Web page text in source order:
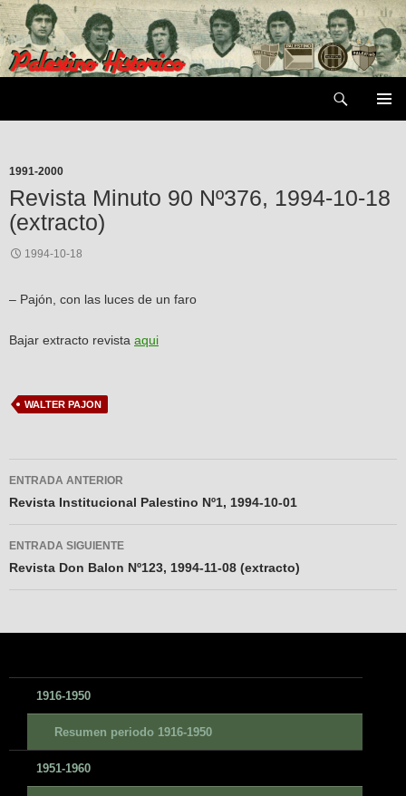
Saltar
al
contenido
1991-2000
Revista Minuto 90 Nº376, 1994-10-18
(extracto)
1994-10-18
– Pajón, con las luces de un faro
Bajar extracto revista aqui
WALTER PAJON
Navegador
de
entradas
ENTRADA ANTERIOR
Revista Institucional Palestino Nº1, 1994-10-01
ENTRADA SIGUIENTE
Revista Don Balon Nº123, 1994-11-08 (extracto)
1916-1950
Resumen periodo 1916-1950
1951-1960